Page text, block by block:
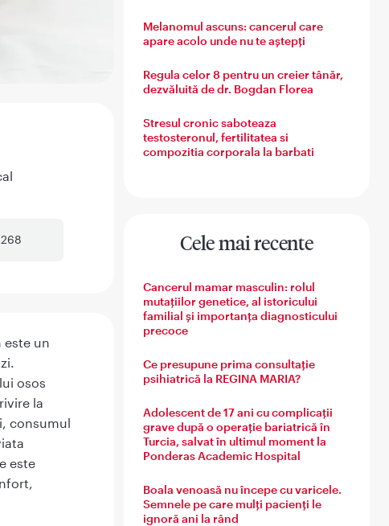
este un
osos
la
consumul
este
Melanomul ascuns: cancerul care
apare acolo unde nu te aștepți
Regula celor 8 pentru un creier tânăr,
dezvăluită de dr. Bogdan Florea
Stresul cronic saboteaza
testosteronul, fertilitatea si
compozitia corporala la barbati
Cele mai recente
Cancerul mamar masculin: rolul
mutațiilor genetice, al istoricului
familial și importanța diagnosticului
precoce
Ce presupune prima consultație
psihiatrică la REGINA MARIA?
Adolescent de 17 ani cu complicații
grave după o operație bariatrică în
Turcia, salvat în ultimul moment la
Ponderas Academic Hospital
Boala venoasă nu începe cu varicele.
Semnele pe care mulți pacienți le
ignoră ani la rând